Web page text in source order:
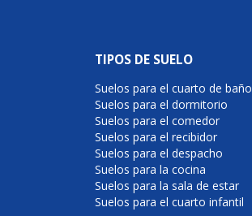
TIPOS DE SUELO
Suelos para el cuarto de baño
Suelos para el dormitorio
Suelos para el comedor
Suelos para el recibidor
Suelos para el despacho
Suelos para la cocina
Suelos para la sala de estar
Suelos para el cuarto infantil